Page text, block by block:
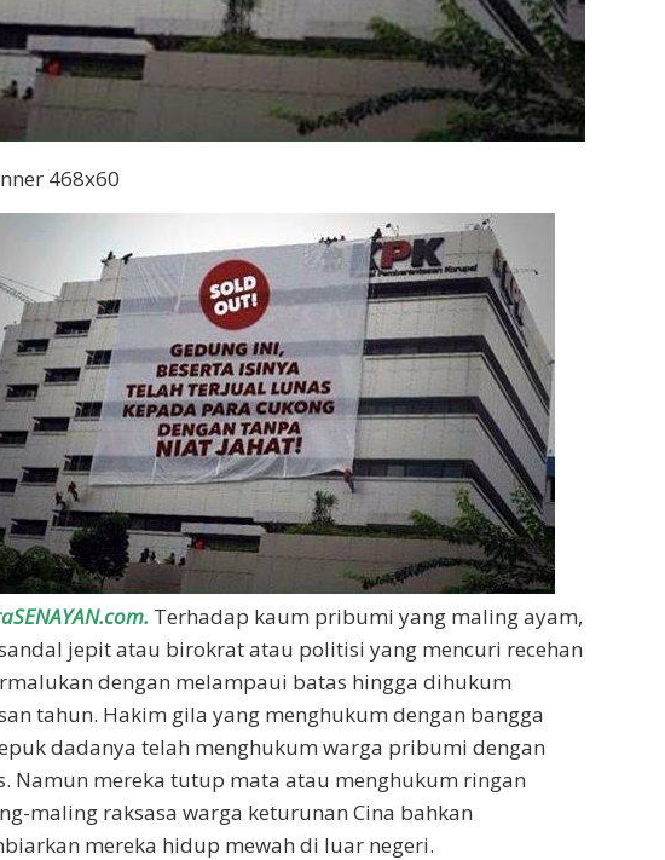
Terhadap kaum pribumi yang maling ayam,
jepit atau birokrat atau politisi yang mencuri recehan
dengan melampaui batas hingga dihukum
tahun. Hakim gila yang menghukum dengan bangga
dadanya telah menghukum warga pribumi dengan
Namun mereka tutup mata atau menghukum ringan
maling raksasa warga keturunan Cina bahkan
mereka hidup mewah di luar negeri.